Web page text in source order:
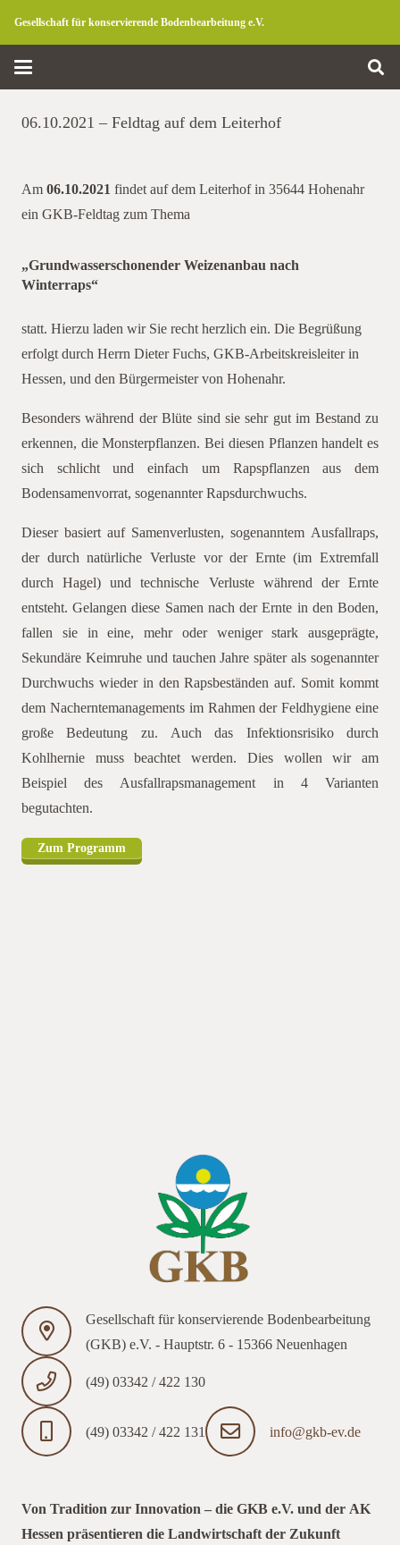
Gesellschaft für konservierende Bodenbearbeitung e.V.
06.10.2021 – Feldtag auf dem Leiterhof
Am06.10.2021 findet auf dem Leiterhof in 35644 Hohenahr
ein GKB-Feldtag zum Thema
„Grundwasserschonender Weizenanbau nach
Winterraps“
statt. Hierzu laden wir Sie recht herzlich ein. Die Begrüßung
erfolgt durch Herrn Dieter Fuchs, GKB-Arbeitskreisleiter in
Hessen, und den Bürgermeister von Hohenahr.
Besonders während der Blüte sind sie sehr gut im Bestand zu
erkennen, die Monsterpflanzen. Bei diesen Pflanzen handelt es
sich schlicht und einfach um Rapspflanzen aus dem
Bodensamenvorrat, sogenannter Rapsdurchwuchs.
Dieser basiert auf Samenverlusten, sogenanntem Ausfallraps,
der durch natürliche Verluste vor der Ernte (im Extremfall
durch Hagel) und technische Verluste während der Ernte
entsteht. Gelangen diese Samen nach der Ernte in den Boden,
fallen sie in eine, mehr oder weniger stark ausgeprägte,
Sekundäre Keimruhe und tauchen Jahre später als sogenannter
Durchwuchs wieder in den Rapsbeständen auf. Somit kommt
dem Nacherntemanagements im Rahmen der Feldhygiene eine
große Bedeutung zu. Auch das Infektionsrisiko durch
Kohlhernie muss beachtet werden. Dies wollen wir am
Beispiel des Ausfallrapsmanagement in 4 Varianten
begutachten.
Zum Programm
Gesellschaft für konservierende Bodenbearbeitung
(GKB) e.V. - Hauptstr. 6 - 15366 Neuenhagen
(49) 03342 / 422 130
(49) 03342 / 422 131 info@gkb-ev.de
Von Tradition zur Innovation – die GKB e.V. und der AK
Hessen präsentieren die Landwirtschaft der Zukunft